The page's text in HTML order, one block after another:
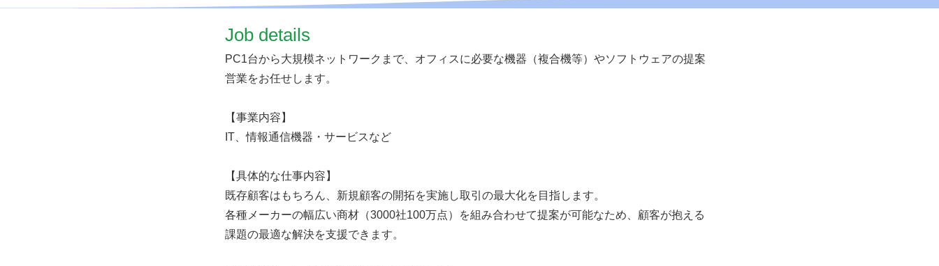
​Job details
PC1台から大規模ネットワークまで、オフィスに必要な機器（複合機等）やソフトウェアの提案
営業をお任せします。
【事業内容】
IT、情報通信機器・サービスなど
【具体的な仕事内容】
既存顧客はもちろん、新規顧客の開拓を実施し取引の最大化を目指します。
各種メーカーの幅広い商材（3000社100万点）を組み合わせて提案が可能なため、顧客が抱える
課題の最適な解決を支援できます。